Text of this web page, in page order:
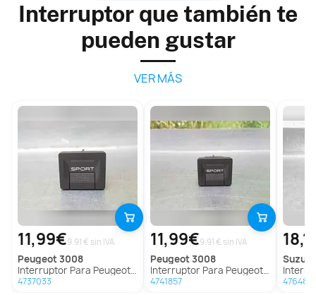
Interruptor que también te
pueden gustar
VER MÁS
11,99€9.91 € sin IVA
peugeot3008
Interruptor Para Peugeot 3008
4737033
11,99€9.91 € sin IVA
peugeot3008
Interruptor Para Peugeot 3008
4741857
suzuki